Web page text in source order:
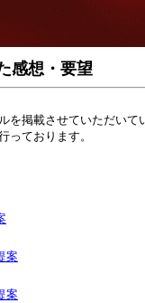
感想・要望
を掲載させていただいて
っております。
案
案